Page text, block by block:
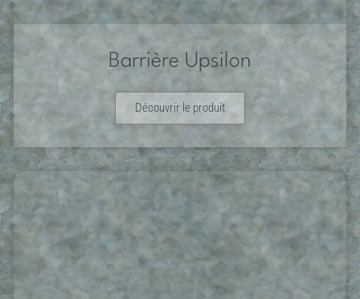
Barrière Upsilon
Découvrir le produit